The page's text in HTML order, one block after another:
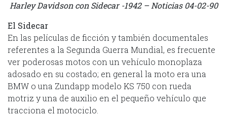
Harley Davidson con Sidecar -1942 – Noticias 04-02-90
El Sidecar
En las películas de ficción y también documentales
referentes a la Segunda Guerra Mundial, es frecuente
ver poderosas motos con un vehículo monoplaza
adosado en su costado; en general la moto era una
BMW o una Zundapp modelo KS 750 con rueda
motriz y una de auxilio en el pequeño vehículo que
tracciona el motociclo.